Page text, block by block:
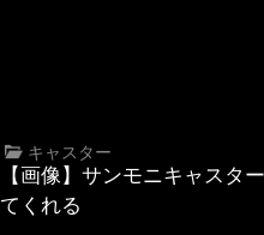
キャスター
【画像】サンモニキャスタ
てくれる